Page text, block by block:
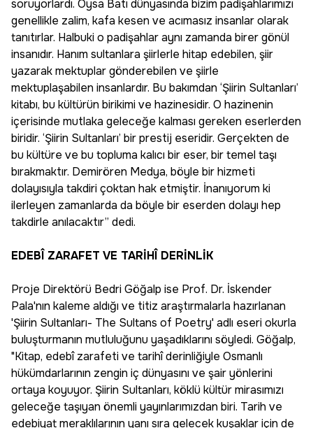
soruyorlardı. Oysa Batı dünyasında bizim padişahlarımızı
genellikle zalim, kafa kesen ve acımasız insanlar olarak
tanıtırlar. Halbuki o padişahlar aynı zamanda birer gönül
insanıdır. Hanım sultanlara şiirlerle hitap edebilen, şiir
yazarak mektuplar gönderebilen ve şiirle
mektuplaşabilen insanlardır. Bu bakımdan ‘Şiirin Sultanları’
kitabı, bu kültürün birikimi ve hazinesidir. O hazinenin
içerisinde mutlaka geleceğe kalması gereken eserlerden
biridir. ‘Şiirin Sultanları’ bir prestij eseridir. Gerçekten de
bu kültüre ve bu topluma kalıcı bir eser, bir temel taşı
bırakmaktır. Demirören Medya, böyle bir hizmeti
dolayısıyla takdiri çoktan hak etmiştir. İnanıyorum ki
ilerleyen zamanlarda da böyle bir eserden dolayı hep
takdirle anılacaktır” dedi.
EDEBÎ ZARAFET VE TARİHÎ DERİNLİK
Proje Direktörü Bedri Göğalp ise Prof. Dr. İskender
Pala'nın kaleme aldığı ve titiz araştırmalarla hazırlanan
'Şiirin Sultanları- The Sultans of Poetry' adlı eseri okurla
buluşturmanın mutluluğunu yaşadıklarını söyledi. Göğalp,
"Kitap, edebî zarafeti ve tarihî derinliğiyle Osmanlı
hükümdarlarının zengin iç dünyasını ve şair yönlerini
ortaya koyuyor. Şiirin Sultanları, köklü kültür mirasımızı
geleceğe taşıyan önemli yayınlarımızdan biri. Tarih ve
edebiyat meraklılarının yanı sıra gelecek kuşaklar için de